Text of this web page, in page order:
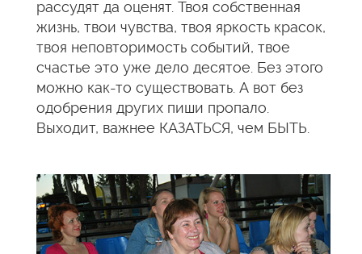
рассудят да оценят. Твоя собственная
жизнь, твои чувства, твоя яркость красок,
твоя неповторимость событий, твое
счастье это уже дело десятое. Без этого
можно как-то существовать. А вот без
одобрения других пиши пропало.
Выходит, важнее КАЗАТЬСЯ, чем БЫТЬ.